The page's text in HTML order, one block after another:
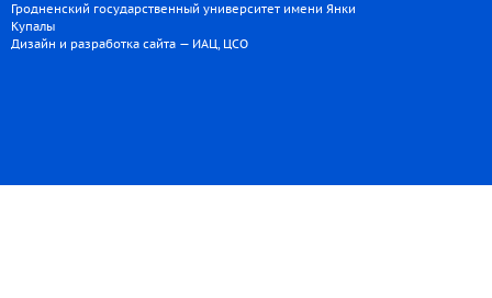
Гродненский государственный университет имени Янки
Купалы
Дизайн и разработка сайта — ИАЦ, ЦСО